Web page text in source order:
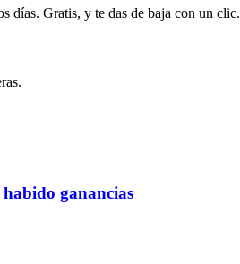
días. Gratis, y te das de baja con un clic.
ganancias